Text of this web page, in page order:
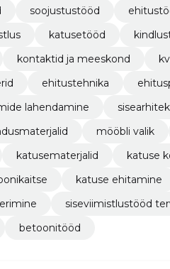
soojustustööd
katusetööd
kontaktid ja meeskond
ehitustehnika
lahendamine
mööbli valik
katusematerjalid
katuse
katuse ehitamine
siseviimistlustööd
betoonitööd